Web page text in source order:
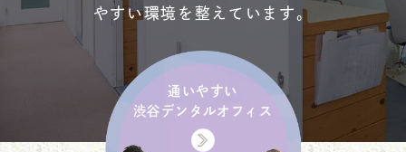
通いやすい
渋谷デンタルオフィス
やすい環境を整えています。